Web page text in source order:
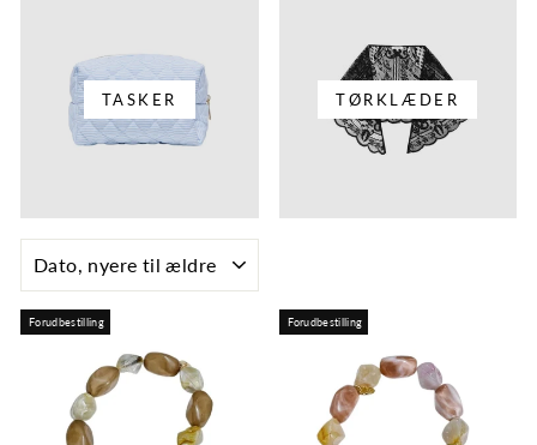
TASKER TØRKLÆDER
Forudbestilling Forudbestilling